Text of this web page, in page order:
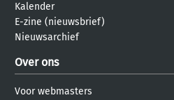
Kalender
E-zine (nieuwsbrief)
Nieuwsarchief
Over ons
Voor webmasters